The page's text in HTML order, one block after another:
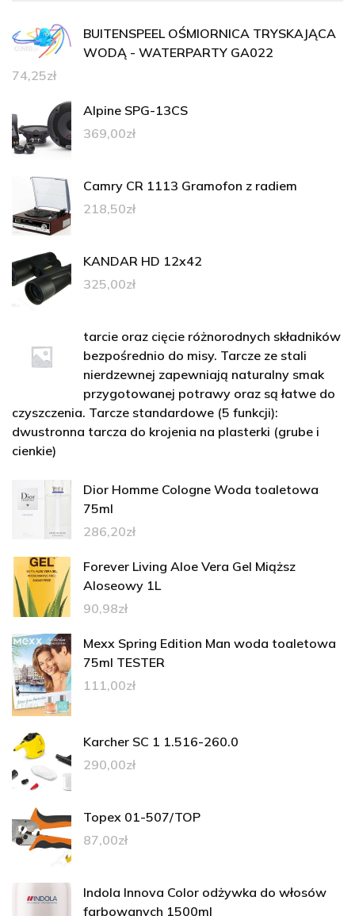
BUITENSPEEL OŚMIORNICA TRYSKAJĄCA
WODĄ - WATERPARTY GA022
74,25zł
Alpine SPG-13CS
369,00zł
Camry CR 1113 Gramofon z radiem
218,50zł
KANDAR HD 12x42
325,00zł
tarcie oraz cięcie różnorodnych składników
bezpośrednio do misy. Tarcze ze stali
nierdzewnej zapewniają naturalny smak
przygotowanej potrawy oraz są łatwe do
czyszczenia. Tarcze standardowe (5 funkcji):
dwustronna tarcza do krojenia na plasterki (grube i
cienkie)
Dior Homme Cologne Woda toaletowa
75ml
286,20zł
Forever Living Aloe Vera Gel Miąższ
Aloseowy 1L
90,98zł
Mexx Spring Edition Man woda toaletowa
75ml TESTER
111,00zł
Karcher SC 1 1.516-260.0
290,00zł
Topex 01-507/TOP
87,00zł
Indola Innova Color odżywka do włosów
farbowanych 1500ml